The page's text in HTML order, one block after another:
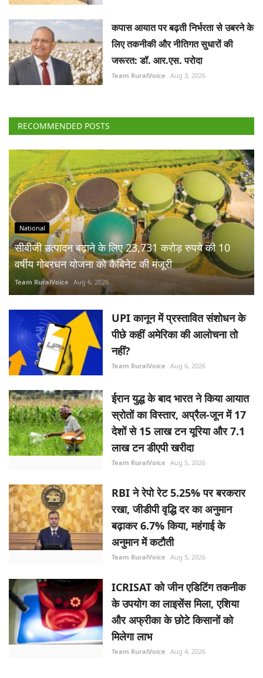
कपास आयात पर बढ़ती निर्भरता से उबरने के
लिए तकनीकी और नीतिगत सुधारों की
जरूरत: डॉ. आर.एस. परोदा
Team RuralVoice Aug 3, 2026
RECOMMENDED POSTS
National
सीबीजी उत्पादन बढ़ाने के लिए 23,731 करोड़ रुपये की 10
वर्षीय गोबरधन योजना को कैबिनेट की मंजूरी
Team RuralVoice Aug 6, 2026
UPI कानून में प्रस्तावित संशोधन के
पीछे कहीं अमेरिका की आलोचना तो
नहीं?
Team RuralVoice Aug 6, 2026
ईरान युद्ध के बाद भारत ने किया आयात
स्रोतों का विस्तार, अप्रैल-जून में 17
देशों से 15 लाख टन यूरिया और 7.1
लाख टन डीएपी खरीदा
Team RuralVoice Aug 5, 2026
RBI ने रेपो रेट 5.25% पर बरकरार
रखा, जीडीपी वृद्धि दर का अनुमान
बढ़ाकर 6.7% किया, महंगाई के
अनुमान में कटौती
Team RuralVoice Aug 5, 2026
ICRISAT को जीन एडिटिंग तकनीक
के उपयोग का लाइसेंस मिला, एशिया
और अफ्रीका के छोटे किसानों को
मिलेगा लाभ
Team RuralVoice Aug 4, 2026